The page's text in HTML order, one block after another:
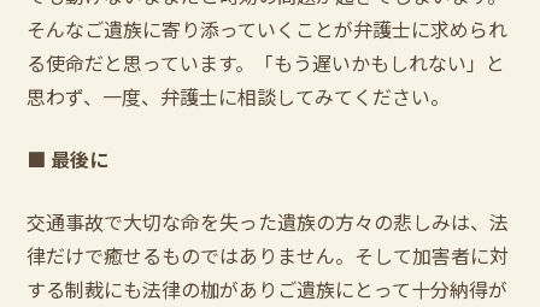
そんなご遺族に寄り添っていくことが弁護士に求められ
る使命だと思っています。「もう遅いかもしれない」と
思わず、一度、弁護士に相談してみてください。
■ 最後に
交通事故で大切な命を失った遺族の方々の悲しみは、法
律だけで癒せるものではありません。そして加害者に対
する制裁にも法律の枷がありご遺族にとって十分納得が